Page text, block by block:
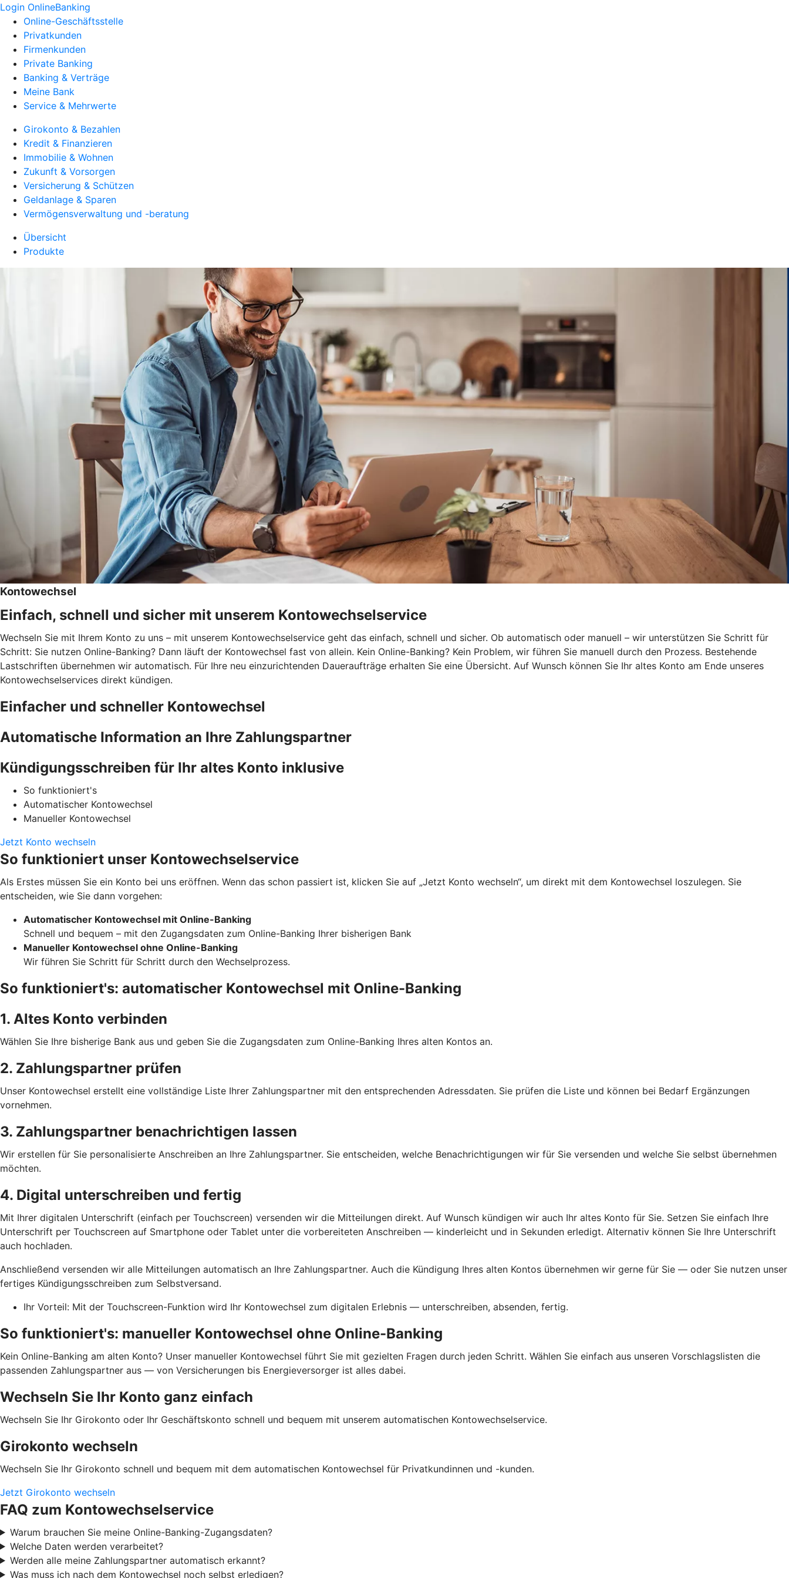
Login OnlineBanking
Online-Geschäftsstelle
Privatkunden
Firmenkunden
Private Banking
Banking & Verträge
Meine Bank
Service & Mehrwerte
Girokonto & Bezahlen
Kredit & Finanzieren
Immobilie & Wohnen
Zukunft & Vorsorgen
Versicherung & Schützen
Geldanlage & Sparen
Vermögensverwaltung und -beratung
Übersicht
Produkte
Kontowechsel
Einfach, schnell und sicher mit unserem Kontowechselservice
Wechseln Sie mit Ihrem Konto zu uns – mit unserem Kontowechselservice geht das einfach, schnell und sicher. Ob automatisch oder manuell – wir unterstützen Sie Schritt für
Schritt: Sie nutzen Online-Banking? Dann läuft der Kontowechsel fast von allein. Kein Online-Banking? Kein Problem, wir führen Sie manuell durch den Prozess. Bestehende
Lastschriften übernehmen wir automatisch. Für Ihre neu einzurichtenden Daueraufträge erhalten Sie eine Übersicht. Auf Wunsch können Sie Ihr altes Konto am Ende unseres
Kontowechselservices direkt kündigen.
Einfacher und schneller Kontowechsel
Automatische Information an Ihre Zahlungspartner
Kündigungsschreiben für Ihr altes Konto inklusive
So funktioniert's
Automatischer Kontowechsel
Manueller Kontowechsel
Jetzt Konto wechseln
So funktioniert unser Kontowechselservice
Als Erstes müssen Sie ein Konto bei uns eröffnen. Wenn das schon passiert ist, klicken Sie auf „Jetzt Konto wechseln“, um direkt mit dem Kontowechsel loszulegen. Sie
entscheiden, wie Sie dann vorgehen:
Automatischer Kontowechsel mit Online-Banking
Schnell und bequem – mit den Zugangsdaten zum Online-Banking Ihrer bisherigen Bank
Manueller Kontowechsel ohne Online-Banking
Wir führen Sie Schritt für Schritt durch den Wechselprozess.
So funktioniert's: automatischer Kontowechsel mit Online-Banking
1. Altes Konto verbinden
Wählen Sie Ihre bisherige Bank aus und geben Sie die Zugangsdaten zum Online-Banking Ihres alten Kontos an.
2. Zahlungspartner prüfen
Unser Kontowechsel erstellt eine vollständige Liste Ihrer Zahlungspartner mit den entsprechenden Adressdaten. Sie prüfen die Liste und können bei Bedarf Ergänzungen
vornehmen.
3. Zahlungspartner benachrichtigen lassen
Wir erstellen für Sie personalisierte Anschreiben an Ihre Zahlungspartner. Sie entscheiden, welche Benachrichtigungen wir für Sie versenden und welche Sie selbst übernehmen
möchten.
4. Digital unterschreiben und fertig
Mit Ihrer digitalen Unterschrift (einfach per Touchscreen) versenden wir die Mitteilungen direkt. Auf Wunsch kündigen wir auch Ihr altes Konto für Sie. Setzen Sie einfach Ihre
Unterschrift per Touchscreen auf Smartphone oder Tablet unter die vorbereiteten Anschreiben — kinderleicht und in Sekunden erledigt. Alternativ können Sie Ihre Unterschrift
auch hochladen.
Anschließend versenden wir alle Mitteilungen automatisch an Ihre Zahlungspartner. Auch die Kündigung Ihres alten Kontos übernehmen wir gerne für Sie — oder Sie nutzen unser
fertiges Kündigungsschreiben zum Selbstversand.
Ihr Vorteil: Mit der Touchscreen-Funktion wird Ihr Kontowechsel zum digitalen Erlebnis — unterschreiben, absenden, fertig.
So funktioniert's: manueller Kontowechsel ohne Online-Banking
Kein Online-Banking am alten Konto? Unser manueller Kontowechsel führt Sie mit gezielten Fragen durch jeden Schritt. Wählen Sie einfach aus unseren Vorschlagslisten die
passenden Zahlungspartner aus — von Versicherungen bis Energieversorger ist alles dabei.
Wechseln Sie Ihr Konto ganz einfach
Wechseln Sie Ihr Girokonto oder Ihr Geschäftskonto schnell und bequem mit unserem automatischen Kontowechselservice.
Girokonto wechseln
Wechseln Sie Ihr Girokonto schnell und bequem mit dem automatischen Kontowechsel für Privatkundinnen und -kunden.
Jetzt Girokonto wechseln
FAQ zum Kontowechselservice
Warum brauchen Sie meine Online-Banking-Zugangsdaten?
Welche Daten werden verarbeitet?
Werden alle meine Zahlungspartner automatisch erkannt?
Was muss ich nach dem Kontowechsel noch selbst erledigen?